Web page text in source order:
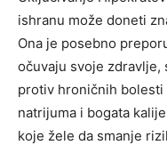
ishranu može doneti
Ona je posebno
očuvaju svoje zdravlje,
protiv hroničnih
natrijuma i bogata
koje žele da smanje